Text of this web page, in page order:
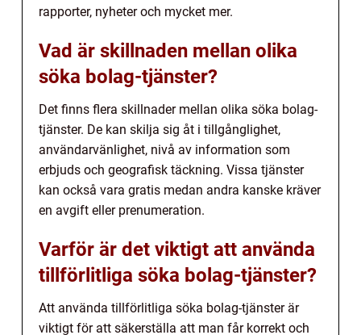
rapporter, nyheter och mycket mer.
Vad är skillnaden mellan olika
söka bolag-tjänster?
Det finns flera skillnader mellan olika söka bolag-
tjänster. De kan skilja sig åt i tillgånglighet,
användarvänlighet, nivå av information som
erbjuds och geografisk täckning. Vissa tjänster
kan också vara gratis medan andra kanske kräver
en avgift eller prenumeration.
Varför är det viktigt att använda
tillförlitliga söka bolag-tjänster?
Att använda tillförlitliga söka bolag-tjänster är
viktigt för att säkerställa att man får korrekt och